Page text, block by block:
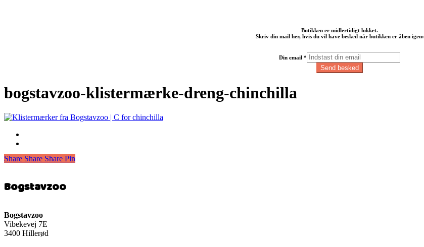
Butikken er midlertidigt lukket.
Skriv din mail her, hvis du vil have besked når butikken er åben igen:
email
Din
Din email *
Send besked
bogstavzoo-klistermærke-dreng-chinchilla
Share
Share Share Share Pin
Bogstavzoo
Bogstavzoo
Vibekevej 7E
3400 Hillerød